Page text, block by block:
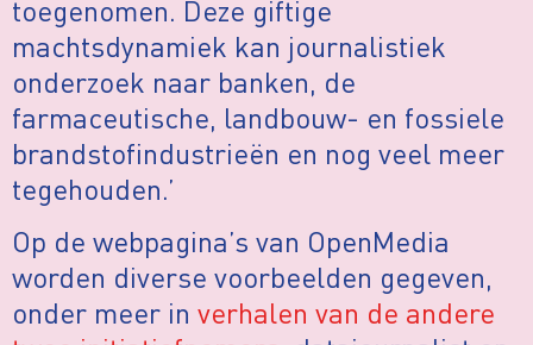
toegenomen. Deze giftige
machtsdynamiek kan journalistiek
onderzoek naar banken, de
farmaceutische, landbouw- en fossiele
brandstofindustrieën en nog veel meer
tegehouden.’
Op de webpagina’s van OpenMedia
worden diverse voorbeelden gegeven,
onder meer in verhalen van de andere